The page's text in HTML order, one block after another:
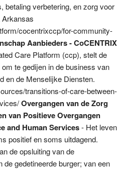
betaling verbetering, en zorg voor
Arkansas
cocentrixccp/for-community-
Aanbieders - CoCENTRIX
Care Platform (ccp), stelt de
te gedijen in de business van
en de Menselijke Diensten.
transitions-of-care-between-
Overgangen van de Zorg
van Positieve Overgangen
and Human Services- Het leven
positief en soms uitdagend.
de opsluiting van de
gedetineerde burger; van een